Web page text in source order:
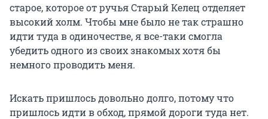
старое, которое от ручья Старый Келец отделяет
высокий холм. Чтобы мне было не так страшно
идти туда в одиночестве, я все-таки смогла
убедить одного из своих знакомых хотя бы
немного проводить меня.
Искать пришлось довольно долго, потому что
пришлось идти в обход, прямой дороги туда нет.